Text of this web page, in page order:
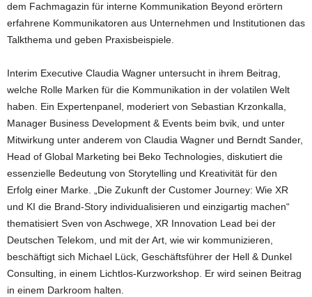
dem Fachmagazin für interne Kommunikation Beyond erörtern
erfahrene Kommunikatoren aus Unternehmen und Institutionen das
Talkthema und geben Praxisbeispiele.
Interim Executive Claudia Wagner untersucht in ihrem Beitrag,
welche Rolle Marken für die Kommunikation in der volatilen Welt
haben. Ein Expertenpanel, moderiert von Sebastian Krzonkalla,
Manager Business Development & Events beim bvik, und unter
Mitwirkung unter anderem von Claudia Wagner und Berndt Sander,
Head of Global Marketing bei Beko Technologies, diskutiert die
essenzielle Bedeutung von Storytelling und Kreativität für den
Erfolg einer Marke. „Die Zukunft der Customer Journey: Wie XR
und KI die Brand-Story individualisieren und einzigartig machen“
thematisiert Sven von Aschwege, XR Innovation Lead bei der
Deutschen Telekom, und mit der Art, wie wir kommunizieren,
beschäftigt sich Michael Lück, Geschäftsführer der Hell & Dunkel
Consulting, in einem Lichtlos-Kurzworkshop. Er wird seinen Beitrag
in einem Darkroom halten.